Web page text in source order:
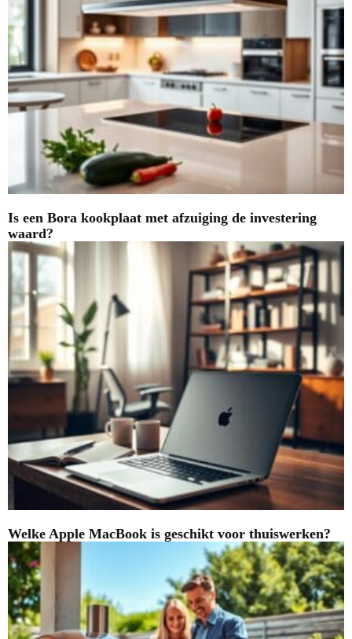
Is een Bora kookplaat met afzuiging de investering
waard?
Welke Apple MacBook is geschikt voor thuiswerken?